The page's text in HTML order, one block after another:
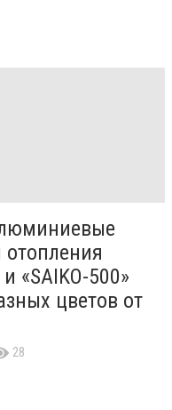
«SAIKO-500»
цветов от
28